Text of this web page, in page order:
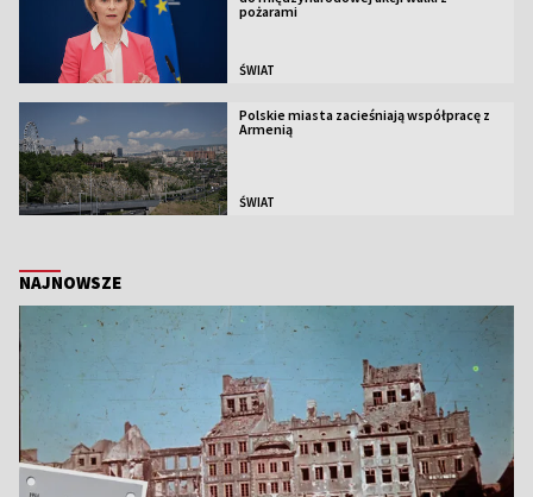
pożarami
ŚWIAT
Polskie miasta zacieśniają współpracę z
Armenią
ŚWIAT
NAJNOWSZE